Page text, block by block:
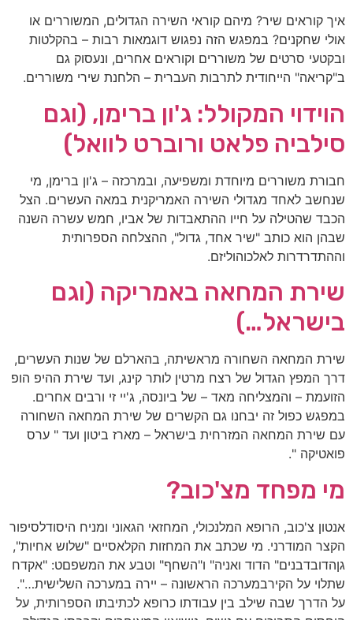
איך קוראים שיר? מיהם קוראי השירה הגדולים, המשוררים או
אולי שחקנים? במפגש הזה נפגוש דוגמאות רבות – בהקלטות
ובקטעי סרטים של משוררים וקוראים אחרים, ונעסוק גם
ב"קריאה" הייחודית לתרבות העברית – הלחנת שירי משוררים.
הוידוי המקולל: ג'ון ברימן, (וגם
סילביה פלאט ורוברט לוואל)
חבורת משוררים מיוחדת ומשפיעה, ובמרכזה – ג'ון ברימן, מי
שנחשב לאחד מגדולי השירה האמריקנית במאה העשרים. הצל
הכבד שהטילה על חייו ההתאבדות של אביו, חמש עשרה השנה
שבהן הוא כותב "שיר אחד, גדול", ההצלחה הספרותית
וההתדרדרות לאלכוהוליזם.
שירת המחאה באמריקה (וגם
בישראל…)
שירת המחאה השחורה מראשיתה, בהארלם של שנות העשרים,
דרך המפץ הגדול של רצח מרטין לותר קינג, ועד שירת ההיפ הופ
הזועמת – והמצליחה מאד – של ביונסה, ג'יי זי ורבים אחרים.
במפגש כפול זה יבחנו גם הקשרים של שירת המחאה השחורה
עם שירת המחאה המזרחית בישראל – מארז ביטון ועד " ערס
פואטיקה ".
מי מפחד מצ'כוב?
אנטון צ'כוב, הרופא המלנכולי, המחזאי הגאוני ומניח היסודלסיפור
הקצר המודרני. מי שכתב את המחזות הקלאסיים "שלוש אחיות",
גןהדובדבנים" הדוד ואניה" ו"השחף" וטבע את המשפםט: "אקדח
שתלוי על הקירבמערכה הראשונה – יירה במערכה השלישית…".
על הדרך שבה שילב בין עבודתו כרופא לכתיבתו הספרותית, על